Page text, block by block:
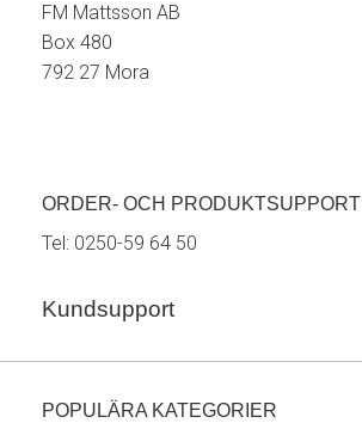
FM Mattsson AB
Box 480
792 27 Mora
ORDER- OCH PRODUKTSUPPORT
Tel: 0250-59 64 50
Kundsupport
POPULÄRA KATEGORIER